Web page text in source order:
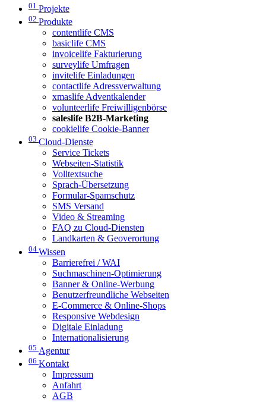
01 Projekte
02 Produkte
contentlife CMS
basiclife CMS
invoicelife Fakturierung
surveylife Umfragen
invitelife Einladungen
contactlife Adressverwaltung
xmaslife Adventkalender
volunteerlife Freiwilligenbörse
saleslife B2B-Marketing
cookielife Cookie-Banner
03 Cloud-Dienste
Service Tickets
Webseiten-Statistik
Volltextsuche
Sprach-Übersetzung
Formular-Spamschutz
SMS Versand
Video & Streaming
FAQ zu Cloud-Diensten
Landkarten & Geoverortung
04 Wissen
Barrierefrei / WAI
Suchmaschinen-Optimierung
Banner & Online-Werbung
Benutzerfreundliche Webseiten
E-Commerce & Online-Shops
Responsive Webdesign
Digitale Einladung
Internationalisierung
05 Agentur
06 Kontakt
Impressum
Anfahrt
AGB